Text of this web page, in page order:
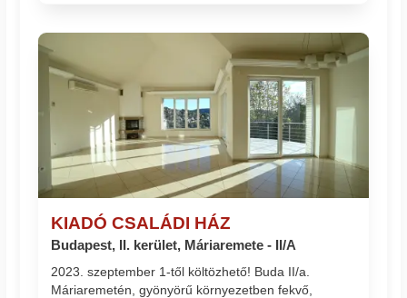
KIADÓ CSALÁDI HÁZ
Budapest, II. kerület, Máriaremete - II/A
2023. szeptember 1-től költözhető! Buda II/a.
Máriaremetén, gyönyörű környezetben fekvő,